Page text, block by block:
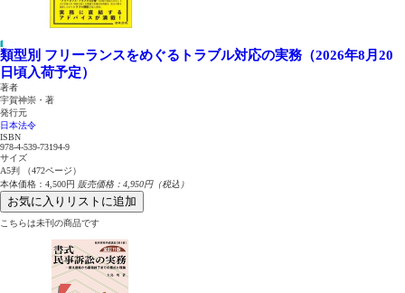
類型別 フリーランスをめぐるトラブル対応の実務（2026年8月20
日頃入荷予定）
著者
宇賀神崇・著
発行元
日本法令
ISBN
978-4-539-73194-9
サイズ
A5判 （472ページ）
本体価格：4,500円 販売価格：4,950円（税込）
お気に入りリストに追加
こちらは未刊の商品です